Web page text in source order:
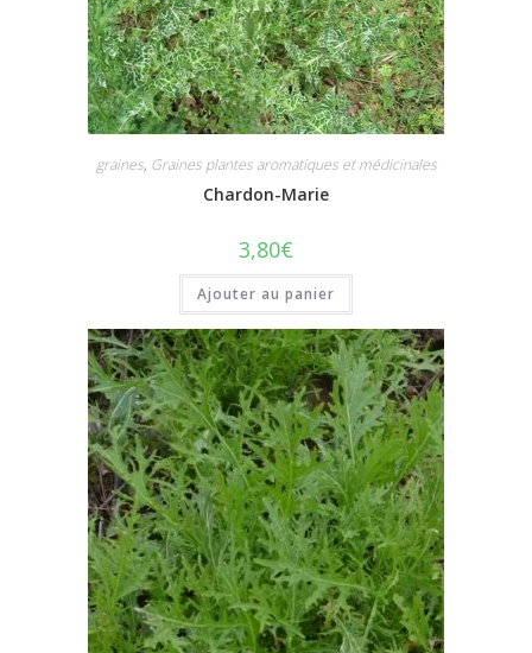
graines, Graines plantes aromatiques et médicinales
Chardon-Marie
3,80€
Ajouter au panier